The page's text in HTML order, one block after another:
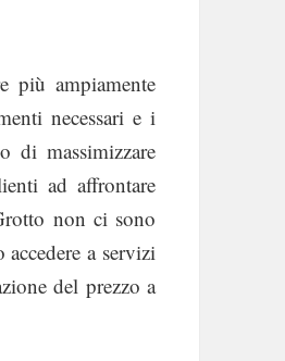
più ampiamente
necessari e i
di massimizzare
ad affrontare
non ci sono
a servizi
del prezzo a